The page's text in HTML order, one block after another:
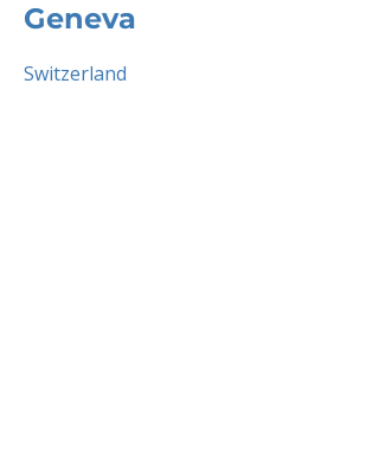
Geneva
Switzerland